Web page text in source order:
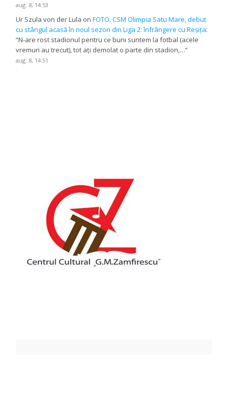
aug. 8, 14:53
Ur Szula von der Lula onFOTO. CSM Olimpia Satu Mare, debut
cu stângul acasă în noul sezon din Liga 2: înfrângere cu Reșița:
“N-are rost stadionul pentru ce buni suntem la fotbal (acele
vremuri au trecut), tot ați demolat o parte din stadion,…”
aug. 8, 14:51